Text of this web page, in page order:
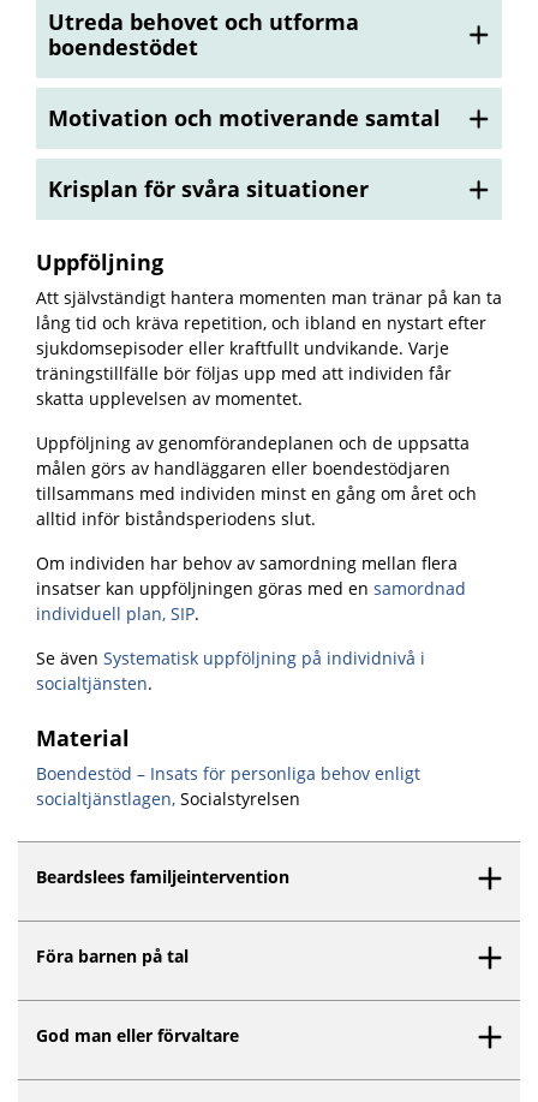
Utreda behovet och utforma
boendestödet
Motivation och motiverande samtal
Krisplan för svåra situationer
Uppföljning
Att självständigt hantera momenten man tränar på kan ta
lång tid och kräva repetition, och ibland en nystart efter
sjukdomsepisoder eller kraftfullt undvikande. Varje
träningstillfälle bör följas upp med att individen får
skatta upplevelsen av momentet.
Uppföljning av genomförandeplanen och de uppsatta
målen görs av handläggaren eller boendestödjaren
tillsammans med individen minst en gång om året och
alltid inför biståndsperiodens slut.
Om individen har behov av samordning mellan flera
insatser kan uppföljningen göras med en samordnad
individuell plan, SIP.
Se även Systematisk uppföljning på individnivå i
socialtjänsten.
Material
Boendestöd – Insats för personliga behov enligt
socialtjänstlagen, Socialstyrelsen
Beardslees familjeintervention
Föra barnen på tal
God man eller förvaltare